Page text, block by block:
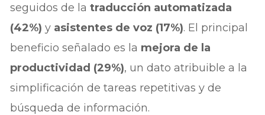
seguidos de latraducción automatizada
(42%) y asistentes de voz (17%). El principal
beneficio señalado es la mejora de la
productividad (29%), un dato atribuible a la
simplificación de tareas repetitivas y de
búsqueda de información.